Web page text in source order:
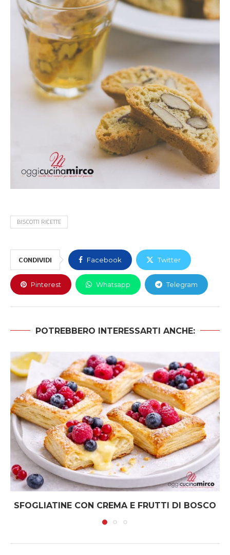
BISCOTTI RICETTE
CONDIVIDI Facebook Twitter
Pinterest Whatsapp Telegram
POTREBBERO INTERESSARTI ANCHE:
SFOGLIATINE CON CREMA E FRUTTI DI BOSCO